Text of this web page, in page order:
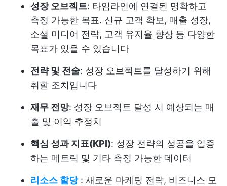
성장 오브젝트: 타임라인에 연결된 명확하고
측정 가능한 목표. 신규 고객 확보, 매출 성장,
소셜 미디어 전략, 고객 유지율 향상 등 다양한
목표가 있을 수 있습니다
전략 및 전술: 성장 오브젝트를 달성하기 위해
취할 조치입니다
재무 전망: 성장 오브젝트 달성 시 예상되는 매
출 및 이익 추정치
핵심 성과 지표(KPI): 성장 전략의 성공을 입증
하는 메트릭 및 기타 측정 가능한 데이터
리소스 할당: 새로운 마케팅 전략, 비즈니스 모